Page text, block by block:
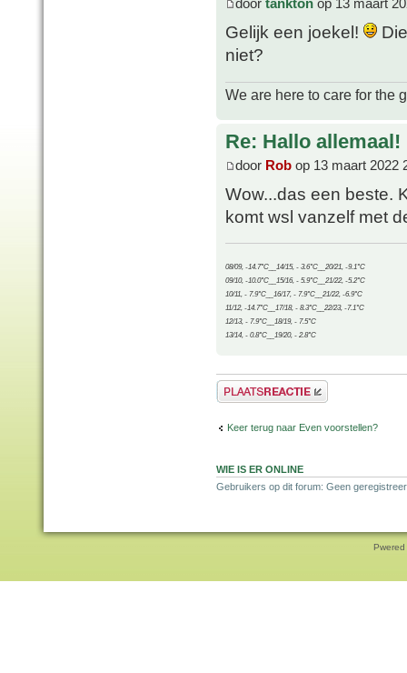
door tankton op 13 maart
Gelijk een joekel!
niet?
We are here to care for the
Re: Hallo allemaal!
door Rob op 13 maart 2022
Wow...das een beste.
komt wsl vanzelf met
08/09, -14.7°C__14/15, - 3.6°C__20/21, -9.1°C
09/10, -10.0°C__15/16, - 5.9°C__21/22, -5.2°C
10/11, - 7.9°C__16/17, - 7.9°C__21/22, -6.9°C
11/12, -14.7°C__17/18, - 8.3°C__22/23, -7.1°C
12/13, - 7.9°C__18/19, - 7.5°C
13/14, - 0.8°C__19/20, - 2.8°C
Plaats een reactie
Keer terug naar Even voorstellen?
WIE IS ER ONLINE
Gebruikers op dit forum: Geen